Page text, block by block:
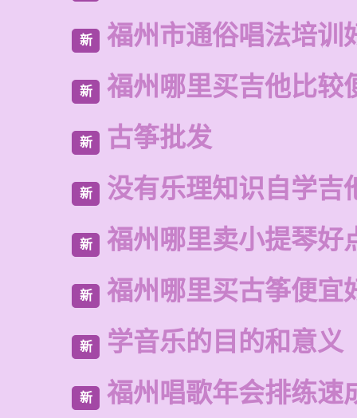
新 福州市通俗唱法培训
新 福州哪里买吉他比较
新 古筝批发
新 没有乐理知识自学吉
新 福州哪里卖小提琴好
新 福州哪里买古筝便宜
新 学音乐的目的和意义
新 福州唱歌年会排练速